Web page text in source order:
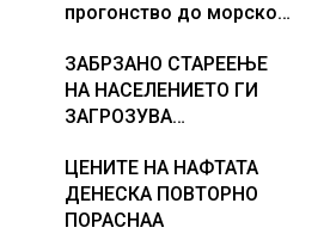
прогонство до морско
ЗАБРЗАНО СТАРЕЕЊЕ
НА НАСЕЛЕНИЕТО ГИ
ЗАГРОЗУВА
ВО ЕВРОПА и
долгорочниот
економски раст
ЦЕНИТЕ НА НАФТАТА
ДЕНЕСКА ПОВТОРНО
ПОРАСНАА